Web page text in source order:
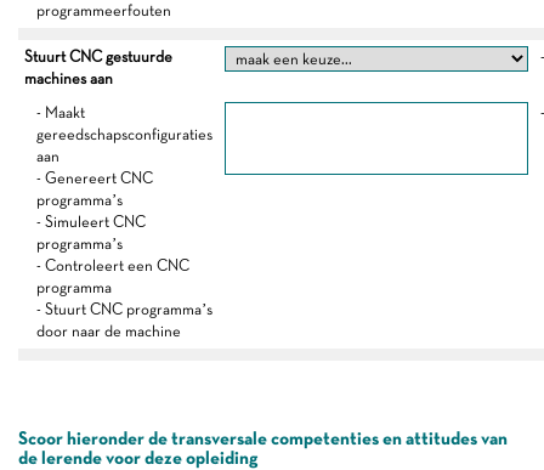
programmeerfouten
Stuurt CNC gestuurde
machines aan
- Maakt
gereedschapsconfiguraties
aan
- Genereert CNC
programma’s
- Simuleert CNC
programma’s
- Controleert een CNC
programma
- Stuurt CNC programma’s
door naar de machine
Scoor hieronder de transversale competenties en attitudes van
de lerende voor deze opleiding